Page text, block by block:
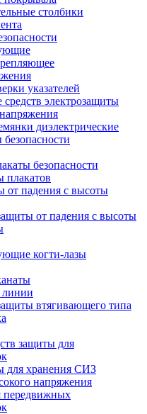
столбики
указателей
электрозащиты
диэлектрические
безопасности
плакатов
от падения с высоты
от падения с высоты
когти-лазы
втягивающего типа
защиты для
для хранения СИЗ
напряжения
передвижных